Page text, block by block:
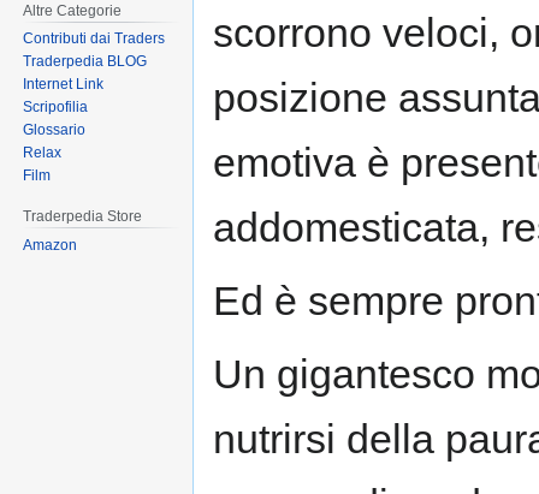
scorrono veloci,
posizione
emotiva è
addomesticata,
Ed è sempre
Un gigantesco
nutrirsi della
Altre Categorie
Contributi dai Traders
Traderpedia BLOG
Internet Link
Scripofilia
Glossario
Relax
Film
Traderpedia Store
Amazon